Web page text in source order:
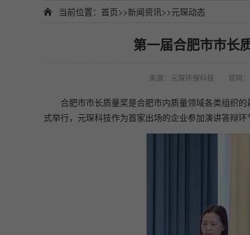
当前位置： 首页>>新闻资讯>>元琛动态
第一届合肥市市长
来源：元琛环保科技 官网
合肥市市长质量奖是合肥市内质量领域各类组织
式举行，元琛科技作为首家出场的企业参加演讲答辩环